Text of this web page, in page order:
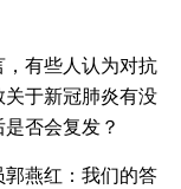
有些人认为对抗
于新冠肺炎有没
否会复发？
燕红：我们的答